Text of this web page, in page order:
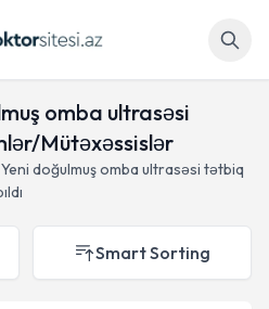
omba ultrasəsi
Mütəxəssislər
Yeni doğulmuş omba ultrasəsi tətbiq
Smart Sorting